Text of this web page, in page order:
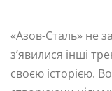
«Азов-Сталь» не
з’явилися інші
своєю історією.